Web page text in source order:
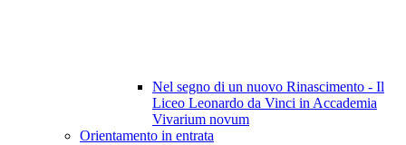
Nel segno di un nuovo Rinascimento - Il
Liceo Leonardo da Vinci in Accademia
Vivarium novum
Orientamento in entrata